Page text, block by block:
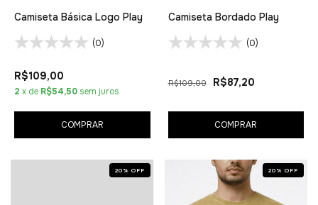
Camiseta Básica Logo Play
(0)
R$109,00
2 x de R$54,50 sem juros
COMPRAR
Camiseta Bordado Play
(0)
R$109,00 R$87,20
COMPRAR
20 % OFF 20 % OFF